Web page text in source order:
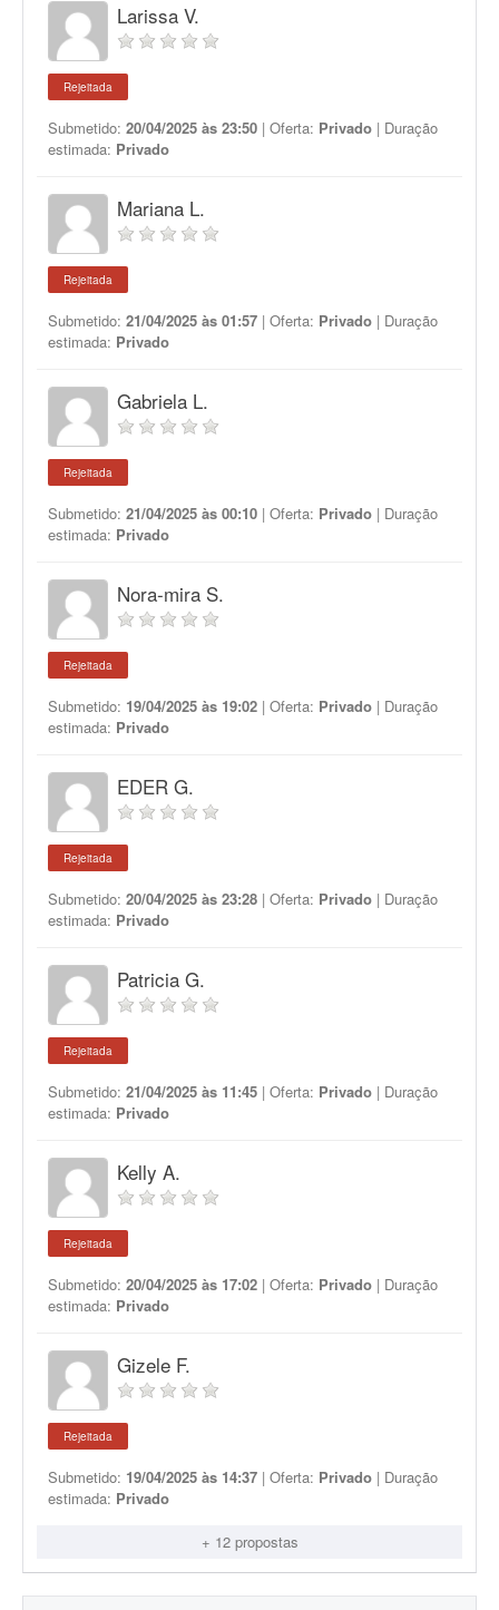
Larissa V.
Rejeitada
Submetido: 20/04/2025 às 23:50 | Oferta: Privado | Duração
estimada: Privado
Mariana L.
Rejeitada
Submetido: 21/04/2025 às 01:57 | Oferta: Privado | Duração
estimada: Privado
Gabriela L.
Rejeitada
Submetido: 21/04/2025 às 00:10 | Oferta: Privado | Duração
estimada: Privado
Nora-mira S.
Rejeitada
Submetido: 19/04/2025 às 19:02 | Oferta: Privado | Duração
estimada: Privado
EDER G.
Rejeitada
Submetido: 20/04/2025 às 23:28 | Oferta: Privado | Duração
estimada: Privado
Patricia G.
Rejeitada
Submetido: 21/04/2025 às 11:45 | Oferta: Privado | Duração
estimada: Privado
Kelly A.
Rejeitada
Submetido: 20/04/2025 às 17:02 | Oferta: Privado | Duração
estimada: Privado
Gizele F.
Rejeitada
Submetido: 19/04/2025 às 14:37 | Oferta: Privado | Duração
estimada: Privado
+ 12 propostas